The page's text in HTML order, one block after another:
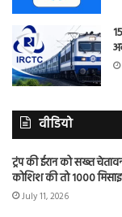
वीडियो
ट्रंप की ईरान को सख्त
कोशिश की तो 1000
July 11, 2026